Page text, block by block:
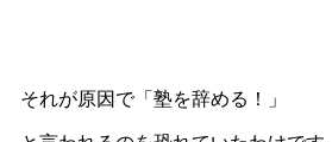
それが原因で「塾を辞める！」